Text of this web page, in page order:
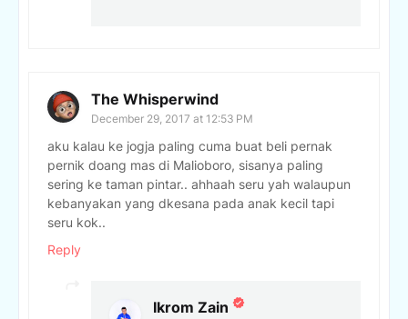
The Whisperwind
December 29, 2017 at 12:53 PM
aku kalau ke jogja paling cuma buat beli pernak
pernik doang mas di Malioboro, sisanya paling
sering ke taman pintar.. ahhaah seru yah walaupun
kebanyakan yang dkesana pada anak kecil tapi
seru kok..
Reply
Ikrom Zain